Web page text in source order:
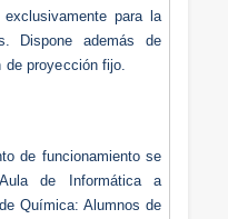
para la
Dispone además de
proyección fijo.
de funcionamiento se
de Informática a
Química: Alumnos de